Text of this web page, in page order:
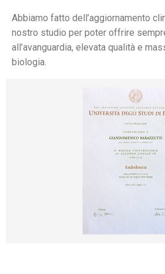
Abbiamo fatto dell’aggiornamento
nostro studio per poter offrire
all’avanguardia, elevata qualità e
biologia.